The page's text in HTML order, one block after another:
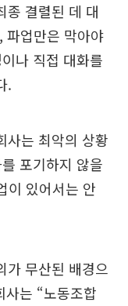
종 결렬된 데 대
파업만은 막아야
나 직접 대화를
.
사는 최악의 상황
포기하지 않을
이 있어서는 안
가 무산된 배경으
는 “노동조합